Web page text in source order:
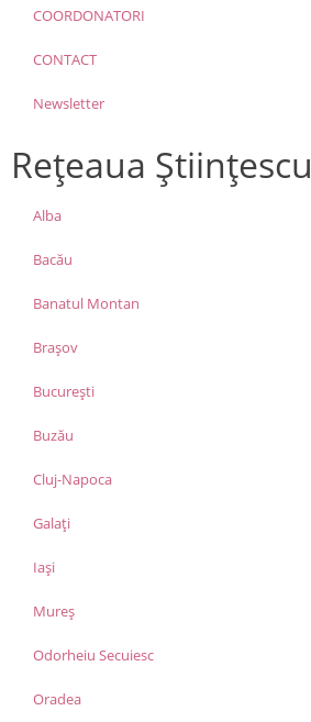
COORDONATORI
CONTACT
Newsletter
Rețeaua Științescu
Alba
Bacău
Banatul Montan
Brașov
București
Buzău
Cluj-Napoca
Galați
Iași
Mureș
Odorheiu Secuiesc
Oradea